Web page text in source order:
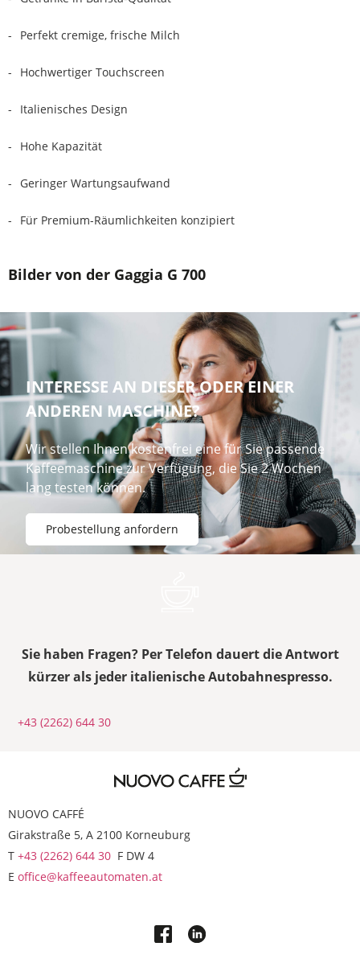
Perfekt cremige, frische Milch
Hochwertiger Touchscreen
Italienisches Design
Hohe Kapazität
Geringer Wartungsaufwand
Für Premium-Räumlichkeiten konzipiert
Bilder von der Gaggia G 700
INTERESSE AN DIESER ODER EINER
ANDEREN MASCHINE?
Wir stellen Ihnen kostenfrei eine für Sie passende
Kaffeemaschine zur Verfügung, die Sie 2 Wochen
lang testen können.
Probestellung anfordern
Sie haben Fragen? Per Telefon dauert die Antwort
kürzer als jeder italienische Autobahnespresso.
+43 (2262) 644 30
NUOVO CAFFÉ
Girakstraße 5, A 2100 Korneuburg
T +43 (2262) 644 30 F DW 4
E office@kaffeeautomaten.at